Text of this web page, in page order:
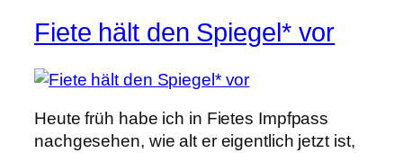
Fiete hält den Spiegel* vor
Heute früh habe ich in Fietes Impfpass
nachgesehen, wie alt er eigentlich jetzt ist,